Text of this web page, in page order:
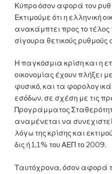
Κύπρο όσον αφορά τον
Εκτιμούμε ότι η ελληνική
ανακάμπτει προς το τέλος
σίγουρα θετικούς ρυθμούς
Η παγκόσμια κρίση και η
οικονομίας έχουν πλήξει
φυσικό, και τα
εσόδων, σε σχέση με τις
Προγράμματος
αναμένεται να
λόγω της κρίσης και
δις ή 1,1% του ΑΕΠ το 2009.
Ταυτόχρονα, όσον αφορά